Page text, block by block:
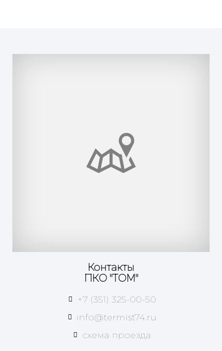
Контакты
ПКО "ТОМ"
+7 (351) 325-00-50
info@termist74.ru
схема проезда